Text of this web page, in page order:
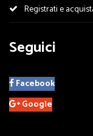
Registrati e
Seguici
Facebook
Google